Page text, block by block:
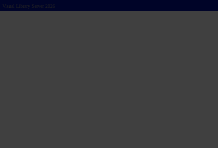
Visual Library Server 2026